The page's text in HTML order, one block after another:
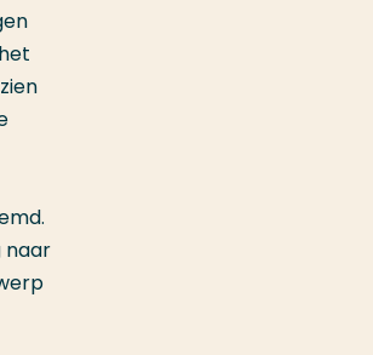
naar